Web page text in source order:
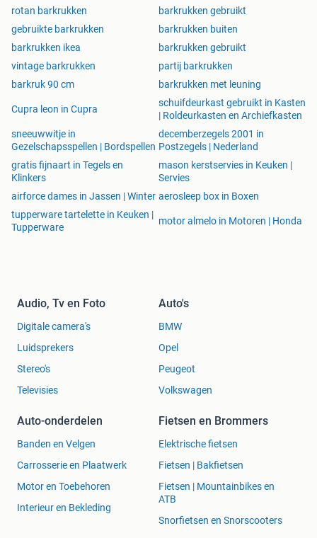
rotan barkrukken
barkrukken gebruikt
gebruikte barkrukken
barkrukken buiten
barkrukken ikea
barkrukken gebruikt
vintage barkrukken
partij barkrukken
barkruk 90 cm
barkrukken met leuning
Cupra leon in Cupra
schuifdeurkast gebruikt in Kasten
| Roldeurkasten en Archiefkasten
sneeuwwitje in
Gezelschapsspellen | Bordspellen
decemberzegels 2001 in
Postzegels | Nederland
gratis fijnaart in Tegels en
Klinkers
mason kerstservies in Keuken |
Servies
airforce dames in Jassen | Winter aerosleep box in Boxen
tupperware tartelette in Keuken |
Tupperware
motor almelo in Motoren | Honda
Audio, Tv en Foto
Digitale camera's
Luidsprekers
Stereo's
Televisies
Auto's
BMW
Opel
Peugeot
Volkswagen
Auto-onderdelen
Banden en Velgen
Carrosserie en Plaatwerk
Motor en Toebehoren
Interieur en Bekleding
Fietsen en Brommers
Elektrische fietsen
Fietsen | Bakfietsen
Fietsen | Mountainbikes en
ATB
Snorfietsen en Snorscooters